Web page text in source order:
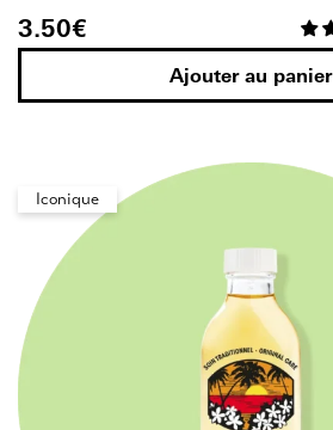
3.50€
Ajouter au panier
Iconique